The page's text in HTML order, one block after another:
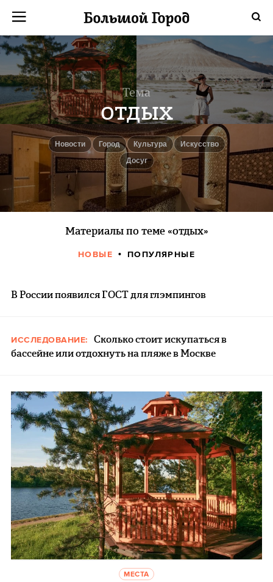
Тема
отдых
новости город культура
Искусство
досуг
Материалы по теме «отдых»
НОВЫЕ ПОПУЛЯРНЫЕ
В России появился ГОСТ для глэмпингов
ИССЛЕДОВАНИЕ:
Сколько стоит искупаться в
бассейне или отдохнуть на пляже в Москве
МЕСТА